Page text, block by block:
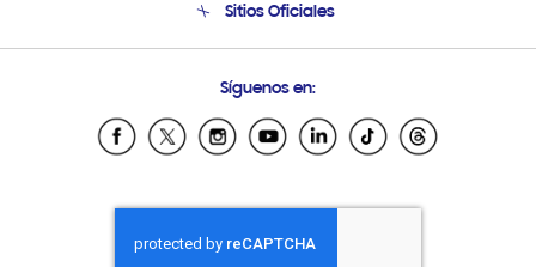
Condiciones de Compra
Soporte vía eMail
Sitios Oficiales
Samsung Ecuador
Samsung El Salvador
Samsung Honduras
Samsung Nicaragua
Síguenos en: